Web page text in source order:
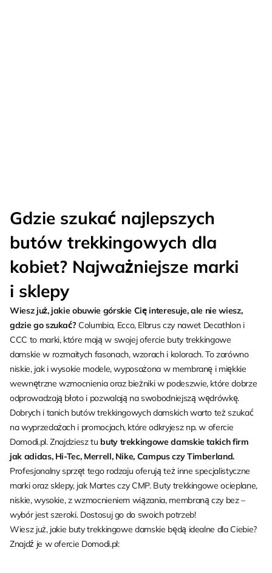
Gdzie szukać najlepszych
butów trekkingowych dla
kobiet? Najważniejsze marki
i sklepy
Wiesz już, jakie obuwie górskie Cię interesuje, ale nie wiesz,
gdzie go szukać? Columbia, Ecco, Elbrus czy nawet Decathlon i
CCC to marki, które mają w swojej ofercie buty trekkingowe
damskie w rozmaitych fasonach, wzorach i kolorach. To zarówno
niskie, jak i wysokie modele, wyposażona w membranę i miękkie
wewnętrzne wzmocnienia oraz bieżniki w podeszwie, które dobrze
odprowadzają błoto i pozwalają na swobodniejszą wędrówkę.
Dobrych i tanich butów trekkingowych damskich warto też szukać
na wyprzedażach i promocjach, które odkryjesz np. w ofercie
Domodi.pl. Znajdziesz tu buty trekkingowe damskie takich firm
jak adidas, Hi-Tec, Merrell, Nike, Campus czy Timberland.
Profesjonalny sprzęt tego rodzaju oferują też inne specjalistyczne
marki oraz sklepy, jak Martes czy CMP. Buty trekkingowe ocieplane,
niskie, wysokie, z wzmocnieniem wiązania, membraną czy bez –
wybór jest szeroki. Dostosuj go do swoich potrzeb!
Wiesz już, jakie buty trekkingowe damskie będą idealne dla Ciebie?
Znajdź je w ofercie Domodi.pl: